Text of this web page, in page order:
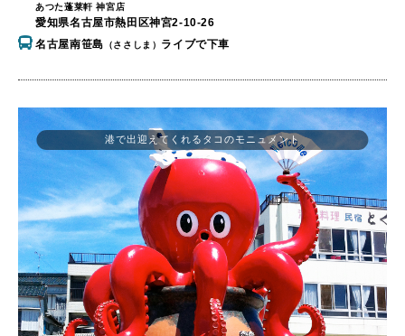
あつた蓬莱軒 神宮店
愛知県名古屋市熱田区神宮2-10-26
名古屋南笹島 （ささしま） ライブで下車
港で出迎えてくれるタコのモニュメント